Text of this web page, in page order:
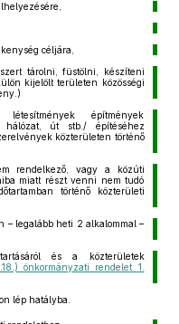
céljára,
tárolni, füstölni, készíteni
kijelölt területen közösségi
építmények
hálózat, út stb./ építéséhez
közterületen történő
rendelkező, vagy a közúti
miatt részt venni nem tudó
történő közterületi
– legalább heti 2 alkalommal –
és a közterületek
önkormányzati rendelet 1.
lép hatályba.